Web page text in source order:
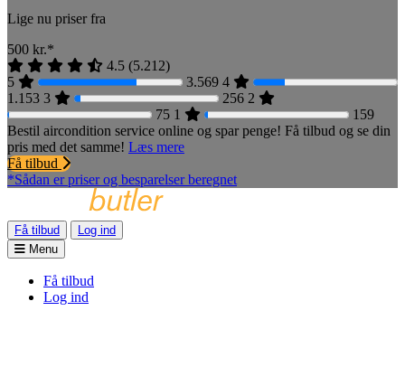
Lige nu priser fra
500 kr.*
4.5 (5.212)
5
3.569 4
1.153 3 256 2
75 1
159
Bestil aircondition service online og spar penge! Få tilbud og se din
pris med det samme! Læs mere
Få tilbud
*Sådan er priser og besparelser beregnet
Få tilbud
Log ind
Menu
Få tilbud
Log ind